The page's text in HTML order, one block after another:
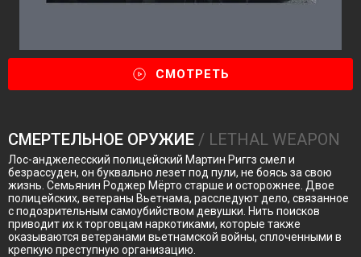
СМОТРЕТЬ
СМЕРТЕЛЬНОЕ ОРУЖИЕ / LETHAL WEAPON
Лос-анджелесский полицейский Мартин Риггз смел и
безрассуден, он буквально лезет под пули, не боясь за свою
жизнь. Семьянин Роджер Мёрто старше и осторожнее. Двое
полицейских, ветераны Вьетнама, расследуют дело, связанное
с подозрительным самоубийством девушки. Нить поисков
приводит их к торговцам наркотиками, которые также
оказываются ветеранами вьетнамской войны, сплоченными в
крепкую преступную организацию.